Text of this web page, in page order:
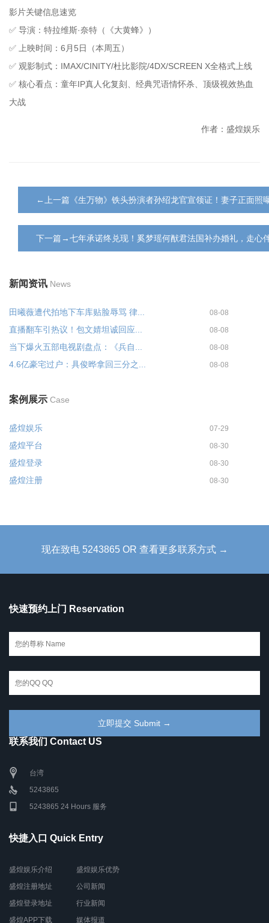
影片关键信息速览
✅ 导演：特拉维斯·奈特（《大黄蜂》）
✅ 上映时间：6月5日（本周五）
✅ 观影制式：IMAX/CINITY/杜比影院/4DX/SCREEN X全格式上线
✅ 核心看点：童年IP真人化复刻、经典咒语情怀杀、顶级视效热血
大战
作者：盛煌娱乐
←上一篇《生万物》铁头扮演者孙绍龙官宣领证！妻子正面照
下一篇→七年承诺终兑现！奚梦瑶何猷君法国补办婚礼，走心
新闻资讯 News
田曦薇遭代拍地下车库贴脸辱骂 律... 08-08
直播翻车引热议！包文婧坦诚回应... 08-08
当下爆火五部电视剧盘点：《兵自... 08-08
4.6亿豪宅过户：具俊晔拿回三分之... 08-08
案例展示 Case
盛煌娱乐 07-29
盛煌平台 08-30
盛煌登录 08-30
盛煌注册 08-30
现在致电 5243865 OR 查看更多联系方式 →
快速预约上门 Reservation
联系我们 Contact US
台湾
5243865
5243865 24 Hours 服务
快捷入口 Quick Entry
盛煌娱乐介绍
盛煌注册地址
盛煌登录地址
盛煌APP下载
盛煌娱乐优势
公司新闻
行业新闻
媒体报道